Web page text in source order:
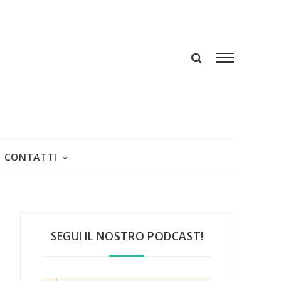
CONTATTI
SEGUI IL NOSTRO PODCAST!